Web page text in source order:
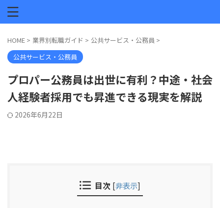
HOME > 業界別転職ガイド > 公共サービス・公務員 >
公共サービス・公務員
プロパー公務員は出世に有利？中途・社会
人経験者採用でも昇進できる現実を解説
2026年6月22日
目次 [非表示]